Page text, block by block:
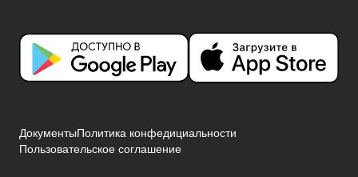
ДокументыПолитика конфедициальности
Пользовательское соглашение